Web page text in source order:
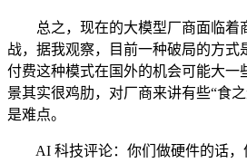
总之，现在的大模型厂商面临着
战，据我观察，目前一种破局的方式
付费这种模式在国外的机会可能大一
景其实很鸡肋，对厂商来讲有些“食
是难点。
AI 科技评论：你们做硬件的话，